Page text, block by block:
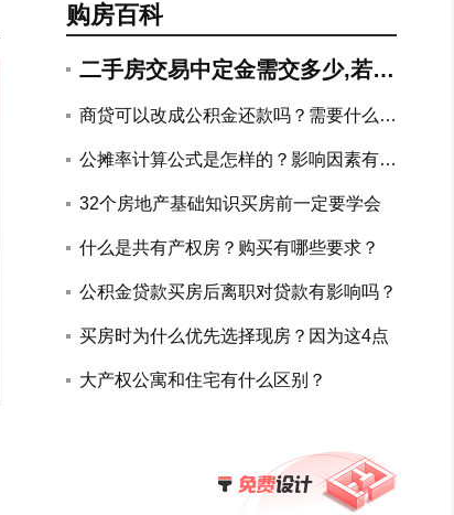
购房百科
二手房交易中定金需交多少,若违
约如何赔付?
商贷可以改成公积金还款吗？需要什么手
公摊率计算公式是怎样的？影响因素有哪
32个房地产基础知识买房前一定要学会
什么是共有产权房？购买有哪些要求？
公积金贷款买房后离职对贷款有影响吗？
买房时为什么优先选择现房？因为这4点
大产权公寓和住宅有什么区别？